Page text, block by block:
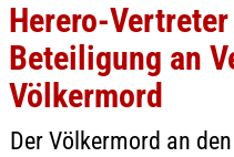
Herero-
Beteiligung an
Völkermord
Der Völkermord an